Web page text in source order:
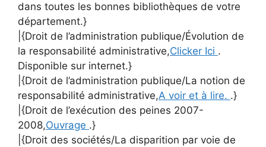
dans toutes les bonnes bibliothèques de votre
département.}
|{Droit de l’administration publique/Évolution de
la responsabilité administrative,Clicker Ici .
Disponible sur internet.}
|{Droit de l’administration publique/La notion de
responsabilité administrative,A voir et à lire. .}
|{Droit de l’exécution des peines 2007-
2008,Ouvrage .}
|{Droit des sociétés/La disparition par voie de